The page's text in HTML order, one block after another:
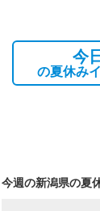
今
の夏休み
今週の新潟県の夏